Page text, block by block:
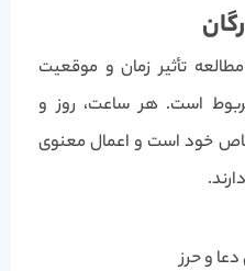
تأثیر زمان و موقعیت
است. هر ساعت، روز و
خاص خود است و اعمال معنوی
و حرز